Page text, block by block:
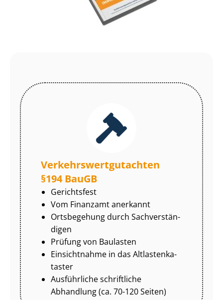
Ver­kehrs­wert­gut­ach­ten
§194 BauGB
Gerichtsfest
Vom Finanzamt anerkannt
Ortsbegehung durch Sach­ver­stän­
di­gen
Prüfung von Baulasten
Einsichtnahme in das Alt­las­ten­ka­
tas­ter
Ausführliche schriftliche
Abhandlung (ca. 70-120 Seiten)